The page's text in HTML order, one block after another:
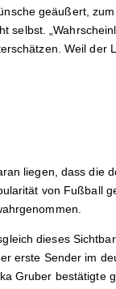
geäußert,
selbst.
Weil der
liegen, dass die
von Fußball
dieses
erste Sender im
Gruber bestätigte